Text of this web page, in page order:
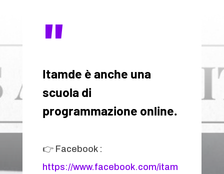
"
Itamde è anche una
scuola di
programmazione online.
👉 Facebook :
https://www.facebook.com/itam